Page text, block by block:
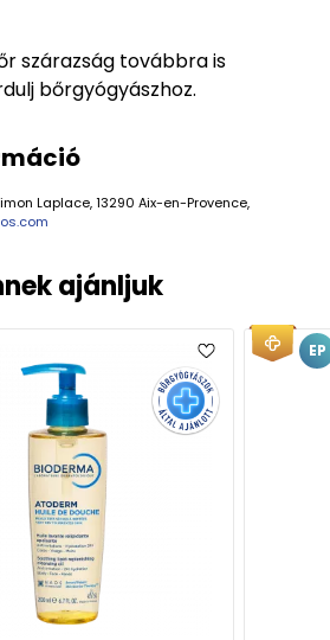
szárazság továbbra is
bőrgyógyászhoz.
Laplace, 13290 Aix-en-Provence,
ajánljuk